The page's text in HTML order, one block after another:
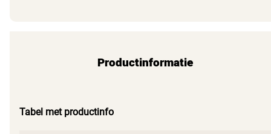
Productinformatie
Tabel met productinfo